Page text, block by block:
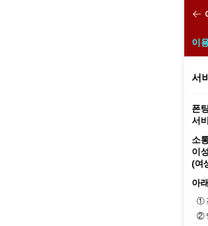
폰
이
서
폰
서
소
이
(여
아
①
②